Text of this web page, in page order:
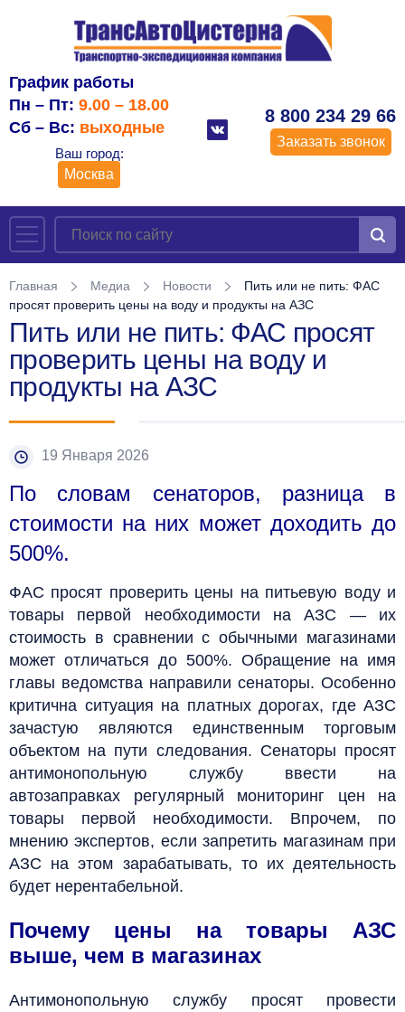
График работы
Пн – Пт: 9.00 – 18.00
Сб – Вс: выходные
Ваш город:
Москва
8 800 234 29 66
Заказать звонок
Главная Медиа Новости
Пить или не пить: ФАС
просят проверить цены на воду и продукты на АЗС
Пить или не пить: ФАС просят
проверить цены на воду и
продукты на АЗС
19 Января 2026
По словам сенаторов, разница в
стоимости на них может доходить до
500%.
ФАС просят проверить цены на питьевую воду и
товары первой необходимости на АЗС — их
стоимость в сравнении с обычными магазинами
может отличаться до 500%. Обращение на имя
главы ведомства направили сенаторы. Особенно
критична ситуация на платных дорогах, где АЗС
зачастую являются единственным торговым
объектом на пути следования. Сенаторы просят
антимонопольную службу ввести на
автозаправках регулярный мониторинг цен на
товары первой необходимости. Впрочем, по
мнению экспертов, если запретить магазинам при
АЗС на этом зарабатывать, то их деятельность
будет нерентабельной.
Почему цены на товары АЗС
выше, чем в магазинах
Антимонопольную службу просят провести